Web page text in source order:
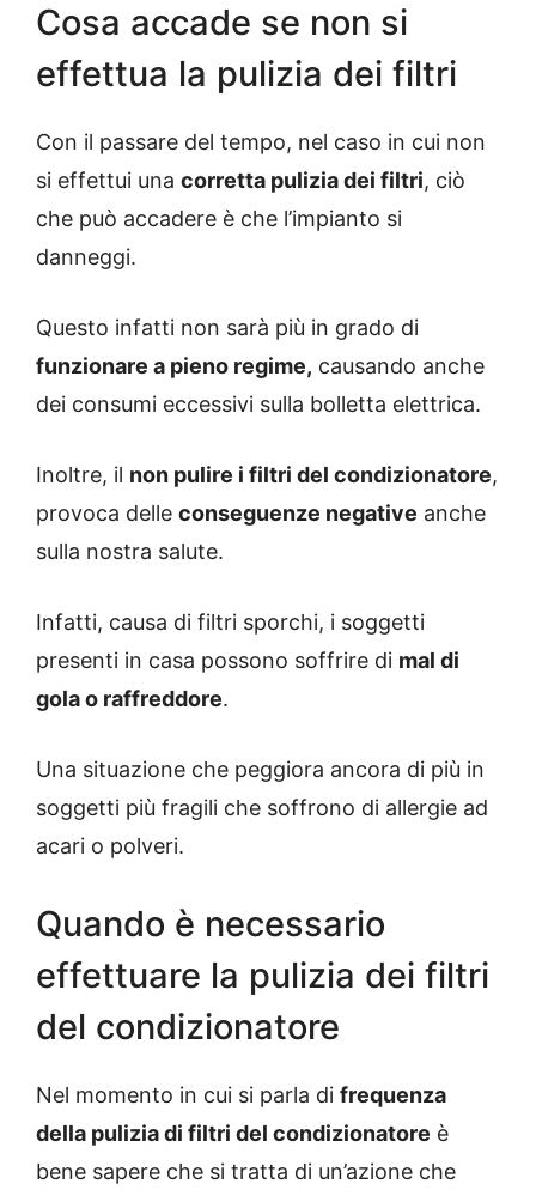
Cosa accade se non si
effettua la pulizia dei filtri
Con il passare del tempo, nel caso in cui non
si effettui una corretta pulizia dei filtri, ciò
che può accadere è che l’impianto si
danneggi.
Questo infatti non sarà più in grado di
funzionare a pieno regime, causando anche
dei consumi eccessivi sulla bolletta elettrica.
Inoltre, il non pulire i filtri del condizionatore,
provoca delle conseguenze negative anche
sulla nostra salute.
Infatti, causa di filtri sporchi, i soggetti
presenti in casa possono soffrire di mal di
gola o raffreddore.
Una situazione che peggiora ancora di più in
soggetti più fragili che soffrono di allergie ad
acari o polveri.
Quando è necessario
effettuare la pulizia dei filtri
del condizionatore
Nel momento in cui si parla di frequenza
della pulizia di filtri del condizionatore è
bene sapere che si tratta di un’azione che